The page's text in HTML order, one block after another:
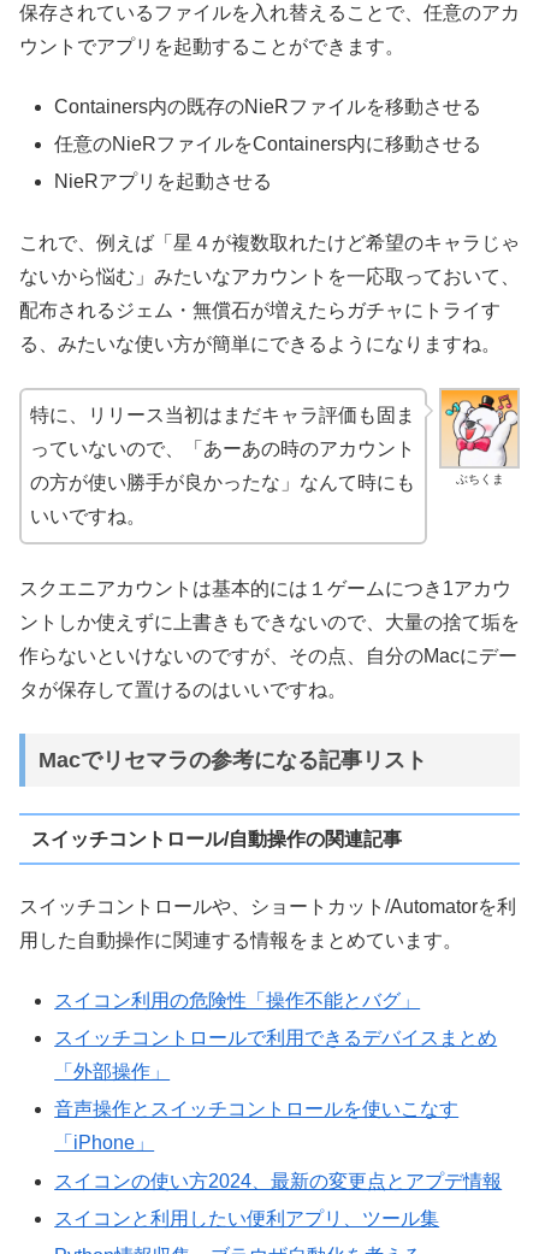
保存されているファイルを入れ替えることで、任意のアカ
ウントでアプリを起動することができます。
Containers内の既存のNieRファイルを移動させる
任意のNieRファイルをContainers内に移動させる
NieRアプリを起動させる
これで、例えば「星４が複数取れたけど希望のキャラじゃ
ないから悩む」みたいなアカウントを一応取っておいて、
配布されるジェム・無償石が増えたらガチャにトライす
る、みたいな使い方が簡単にできるようになりますね。
ぶちくま
特に、リリース当初はまだキャラ評価も固ま
っていないので、「あーあの時のアカウント
の方が使い勝手が良かったな」なんて時にも
いいですね。
スクエニアカウントは基本的には１ゲームにつき1アカウ
ントしか使えずに上書きもできないので、大量の捨て垢を
作らないといけないのですが、その点、自分のMacにデー
タが保存して置けるのはいいですね。
Macでリセマラの参考になる記事リスト
スイッチコントロール/自動操作の関連記事
スイッチコントロールや、ショートカット/Automatorを利
用した自動操作に関連する情報をまとめています。
スイコン利用の危険性「操作不能とバグ」
スイッチコントロールで利用できるデバイスまとめ
「外部操作」
音声操作とスイッチコントロールを使いこなす
「iPhone」
スイコンの使い方2024、最新の変更点とアプデ情報
スイコンと利用したい便利アプリ、ツール集